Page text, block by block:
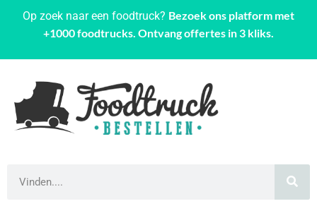
Op zoek naar een foodtruck? Bezoek ons platform met
+1000 foodtrucks. Ontvang offertes in 3 kliks.